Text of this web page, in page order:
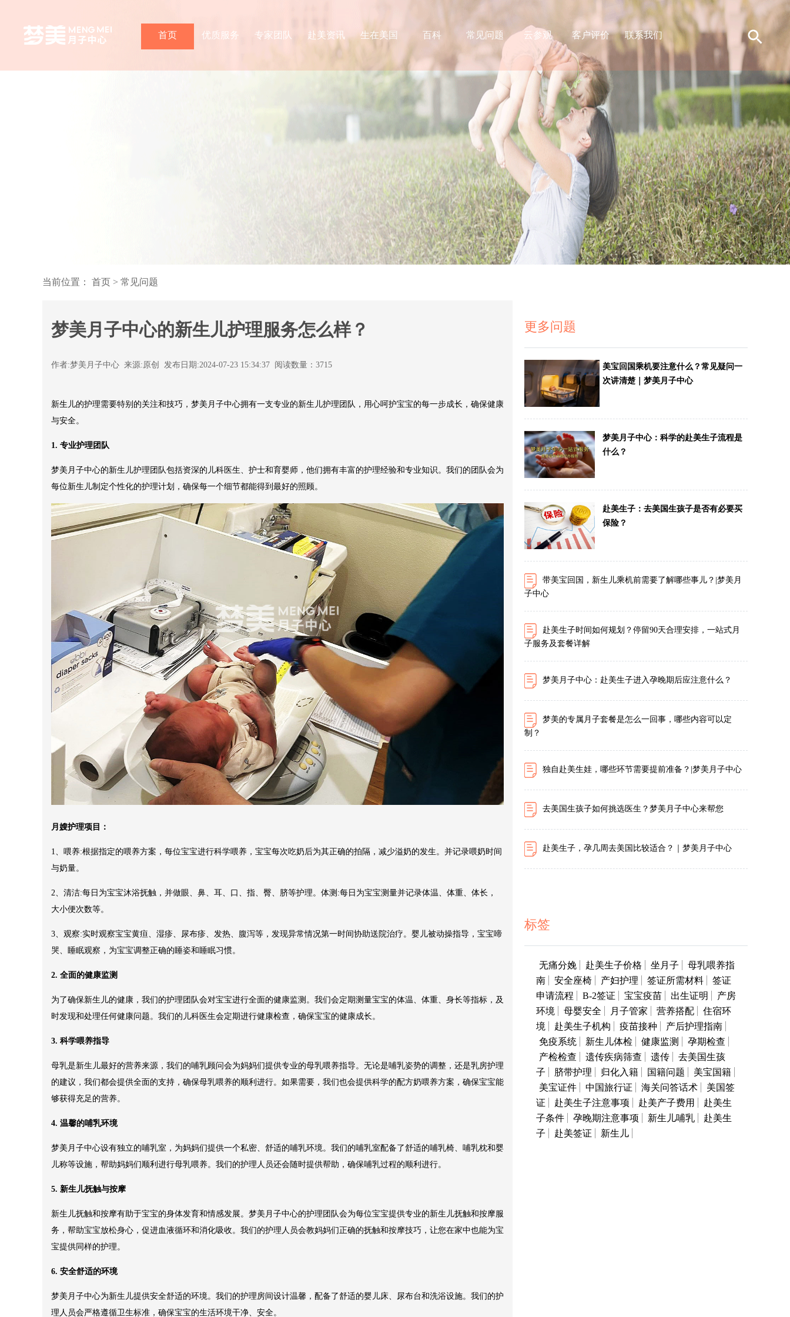
首页 优质服务 专家团队 赴美资讯 生在美国 百科 常见问题 云参观 客户评价 联系我们
当前位置： 首页 > 常见问题
梦美月子中心的新生儿护理服务怎么样？
作者:梦美月子中心 来源:原创 发布日期:2024-07-23 15:34:37 阅读数量：3715
新生儿的护理需要特别的关注和技巧，梦美月子中心拥有一支专业的新生儿护理团队，用心呵护宝宝的每一步成长，确保健康
与安全。
1. 专业护理团队
梦美月子中心的新生儿护理团队包括资深的儿科医生、护士和育婴师，他们拥有丰富的护理经验和专业知识。我们的团队会为
每位新生儿制定个性化的护理计划，确保每一个细节都能得到最好的照顾。
月嫂护理项目：
1、喂养:根据指定的喂养方案，每位宝宝进行科学喂养，宝宝每次吃奶后为其正确的拍隔，减少溢奶的发生。并记录喂奶时间
与奶量。
2、清洁:每日为宝宝沐浴抚触，并做眼、鼻、耳、口、指、臀、脐等护理。体测:每日为宝宝测量并记录体温、体重、体长，
大小便次数等。
3、观察:实时观察宝宝黄疸、湿疹、尿布疹、发热、腹泻等，发现异常情况第一时间协助送院治疗。婴儿被动操指导，宝宝啼
哭、睡眠观察，为宝宝调整正确的睡姿和睡眠习惯。
2. 全面的健康监测
为了确保新生儿的健康，我们的护理团队会对宝宝进行全面的健康监测。我们会定期测量宝宝的体温、体重、身长等指标，及
时发现和处理任何健康问题。我们的儿科医生会定期进行健康检查，确保宝宝的健康成长。
3. 科学喂养指导
母乳是新生儿最好的营养来源，我们的哺乳顾问会为妈妈们提供专业的母乳喂养指导。无论是哺乳姿势的调整，还是乳房护理
的建议，我们都会提供全面的支持，确保母乳喂养的顺利进行。如果需要，我们也会提供科学的配方奶喂养方案，确保宝宝能
够获得充足的营养。
4. 温馨的哺乳环境
梦美月子中心设有独立的哺乳室，为妈妈们提供一个私密、舒适的哺乳环境。我们的哺乳室配备了舒适的哺乳椅、哺乳枕和婴
儿称等设施，帮助妈妈们顺利进行母乳喂养。我们的护理人员还会随时提供帮助，确保哺乳过程的顺利进行。
5. 新生儿抚触与按摩
新生儿抚触和按摩有助于宝宝的身体发育和情感发展。梦美月子中心的护理团队会为每位宝宝提供专业的新生儿抚触和按摩服
务，帮助宝宝放松身心，促进血液循环和消化吸收。我们的护理人员会教妈妈们正确的抚触和按摩技巧，让您在家中也能为宝
宝提供同样的护理。
6. 安全舒适的环境
梦美月子中心为新生儿提供安全舒适的环境。我们的护理房间设计温馨，配备了舒适的婴儿床、尿布台和洗浴设施。我们的护
理人员会严格遵循卫生标准，确保宝宝的生活环境干净、安全。
更多问题
美宝回国乘机要注意什么？常见疑问一
次讲清楚｜梦美月子中心
梦美月子中心：科学的赴美生子流程是
什么？
赴美生子：去美国生孩子是否有必要买
保险？
带美宝回国，新生儿乘机前需要了解哪些事儿？|梦美月
子中心
赴美生子时间如何规划？停留90天合理安排，一站式月
子服务及套餐详解
梦美月子中心：赴美生子进入孕晚期后应注意什么？
梦美的专属月子套餐是怎么一回事，哪些内容可以定
制？
独自赴美生娃，哪些环节需要提前准备？|梦美月子中心
去美国生孩子如何挑选医生？梦美月子中心来帮您
赴美生子，孕几周去美国比较适合？｜梦美月子中心
标签
无痛分娩 赴美生子价格 坐月子
母乳喂养指
南
安全座椅 产妇护理 签证所需材料
签证
申请流程
B-2签证 宝宝疫苗 出生证明
产房
环境
母婴安全 月子管家 营养搭配
住宿环
境
赴美生子机构 疫苗接种
产后护理指南
免疫系统
新生儿体检 健康监测
孕期检查
产检检查
遗传疾病筛查 遗传
去美国生孩
子
脐带护理 归化入籍 国籍问题
美宝国籍
美宝证件
中国旅行证 海关问答话术
美国签
证
赴美生子注意事项 赴美产子费用
赴美生
子条件
孕晚期注意事项 新生儿哺乳
赴美生
子
赴美签证 新生儿